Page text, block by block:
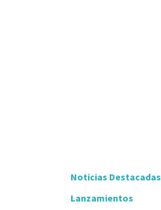
Noticias Destacadas
Lanzamientos